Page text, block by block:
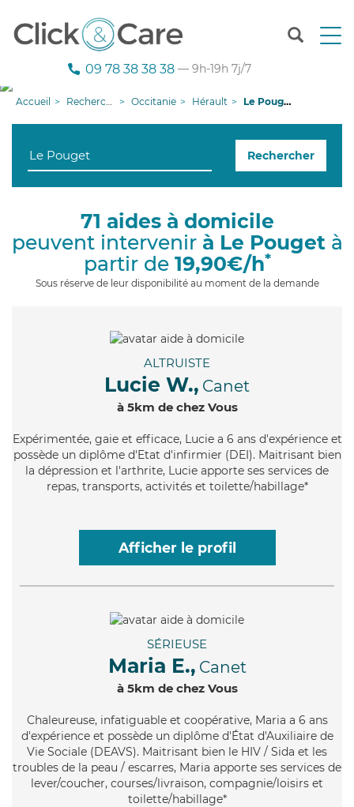
T
n
g
i
09 78 38 38 38 — 9h-19h 7j/7
Accueil Recherche aide à domicile Occitanie Hérault Le Pouget
Rechercher
71 aides à domicile
peuvent intervenir à Le Pougetà
partir de 19,90€/h*
Sous réserve de leur disponibilité au moment de la demande
ALTRUISTE
Lucie W., Canet
à 5km de chez Vous
Expérimentée, gaie et efficace, Lucie a 6 ans d'expérience et
possède un diplôme d'Etat d'infirmier (DEI). Maitrisant bien
la dépression et l'arthrite, Lucie apporte ses services de
repas, transports, activités et toilette/habillage*
Afficher le profil
SÉRIEUSE
Maria E., Canet
à 5km de chez Vous
Chaleureuse, infatiguable et coopérative, Maria a 6 ans
d'expérience et possède un diplôme d'État d'Auxiliaire de
Vie Sociale (DEAVS). Maitrisant bien le HIV / Sida et les
troubles de la peau / escarres, Maria apporte ses services de
lever/coucher, courses/livraison, compagnie/loisirs et
toilette/habillage*